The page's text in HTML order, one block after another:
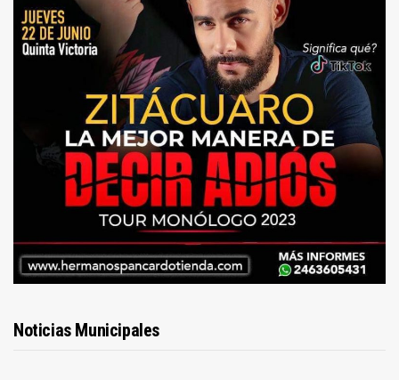
Noticias Municipales